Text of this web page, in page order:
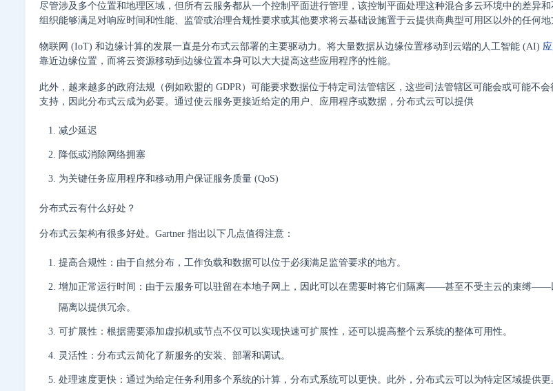
尽管涉及多个位置和地理区域，但所有云服务都从一个控制平面进行管理，该控制平面处理这种混合多云环境中的差异
组织能够满足对响应时间和性能、监管或治理合规性要求或其他要求将云基础设施置于云提供商典型可用区以外的任何地
物联网 (IoT) 和边缘计算的发展一直是分布式云部署的主要驱动力。将大量数据从边缘位置移动到云端的人工智能 (AI)
靠近边缘位置，而将云资源移动到边缘位置本身可以大大提高这些应用程序的性能。
此外，越来越多的政府法规（例如欧盟的 GDPR）可能要求数据位于特定司法管辖区，这些司法管辖区可能会或可能不
支持，因此分布式云成为必要。通过使云服务更接近给定的用户、应用程序或数据，分布式云可以提供
减少延迟
降低或消除网络拥塞
为关键任务应用程序和移动用户保证服务质量 (QoS)
分布式云有什么好处？
分布式云架构有很多好处。Gartner 指出以下几点值得注意：
提高合规性：由于自然分布，工作负载和数据可以位于必须满足监管要求的地方。
增加正常运行时间：由于云服务可以驻留在本地子网上，因此可以在需要时将它们隔离——甚至不受主云的束缚——
隔离以提供冗余。
可扩展性：根据需要添加虚拟机或节点不仅可以实现快速可扩展性，还可以提高整个云系统的整体可用性。
灵活性：分布式云简化了新服务的安装、部署和调试。
处理速度更快：通过为给定任务利用多个系统的计算，分布式系统可以更快。此外，分布式云可以为特定区域提供更